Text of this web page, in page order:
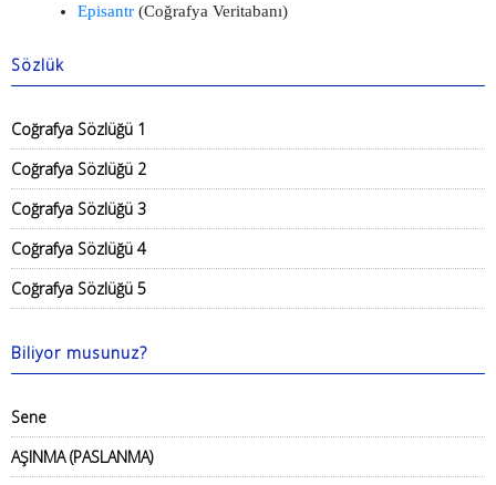
Episantr (Coğrafya Veritabanı)
Sözlük
Coğrafya Sözlüğü 1
Coğrafya Sözlüğü 2
Coğrafya Sözlüğü 3
Coğrafya Sözlüğü 4
Coğrafya Sözlüğü 5
Biliyor musunuz?
Sene
AŞINMA (PASLANMA)